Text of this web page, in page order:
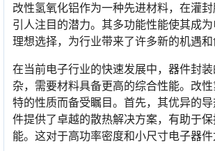
改性氢氧化铝作为一种先进材料，在灌
引人注目的潜力。其多功能性能使其成
理想选择，为行业带来了许多新的机遇和
在当前电子行业的快速发展中，器件封
杂，需要材料具备更高的综合性能。改
特的性质而备受瞩目。首先，其优异的
件提供了卓越的散热解决方案，有助于
能。这对于高功率密度和小尺寸电子器件